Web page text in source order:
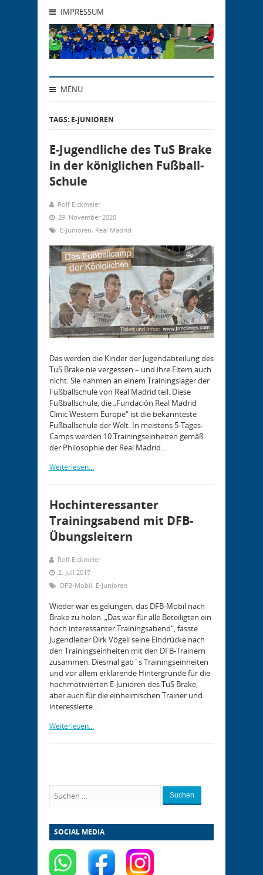
IMPRESSUM
MENÜ
TAGS: E-JUNIOREN
E-Jugendliche des TuS Brake
in der königlichen Fußball-
Schule
Rolf Eickmeier
29. November 2020
E-Junioren, Real Madrid
Das werden die Kinder der Jugendabteilung des
TuS Brake nie vergessen – und ihre Eltern auch
nicht. Sie nahmen an einem Trainingslager der
Fußballschule von Real Madrid teil. Diese
Fußballschule, die „Fundación Real Madrid
Clinic Western Europe“ ist die bekannteste
Fußballschule der Welt. In meistens 5-Tages-
Camps werden 10 Trainingseinheiten gemäß
der Philosophie der Real Madrid…
Weiterlesen...
Hochinteressanter
Trainingsabend mit DFB-
Übungsleitern
Rolf Eickmeier
2. Juli 2017
DFB-Mobil, E-Junioren
Wieder war es gelungen, das DFB-Mobil nach
Brake zu holen. „Das war für alle Beteiligten ein
hoch interessanter Trainingsabend“, fasste
Jugendleiter Dirk Vögeli seine Eindrücke nach
den Trainingseinheiten mit den DFB-Trainern
zusammen. Diesmal gab´s Trainingseinheiten
und vor allem erklärende Hintergründe für die
hochmotivierten E-Junioren des TuS Brake,
aber auch für die einheimischen Trainer und
interessierte…
Weiterlesen...
Suchen
SOCIAL MEDIA